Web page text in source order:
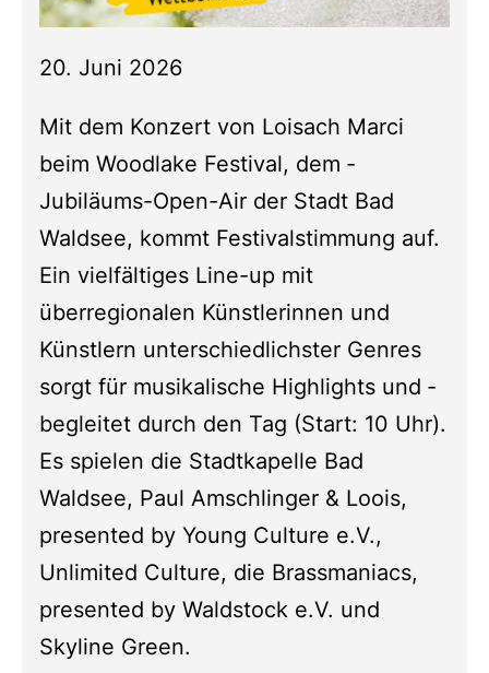
20. Juni 2026
Mit dem Konzert von Loisach Marci
beim Woodlake Festival, dem ­
Jubiläums-Open-Air der Stadt Bad
Waldsee, kommt Festivalstimmung auf.
Ein vielfältiges Line-up mit
überregionalen Künstlerinnen und
Künstlern unterschiedlichster Genres
sorgt für ­musikalische Highlights und ­
begleitet durch den Tag (Start: 10 Uhr).
Es spielen die Stadtkapelle Bad
Waldsee, Paul Amschlinger & Loois,
presented by Young Culture e.V.,
Unlimited ­Culture, die Brassmaniacs,
presented by Waldstock e.V. und
Skyline Green.